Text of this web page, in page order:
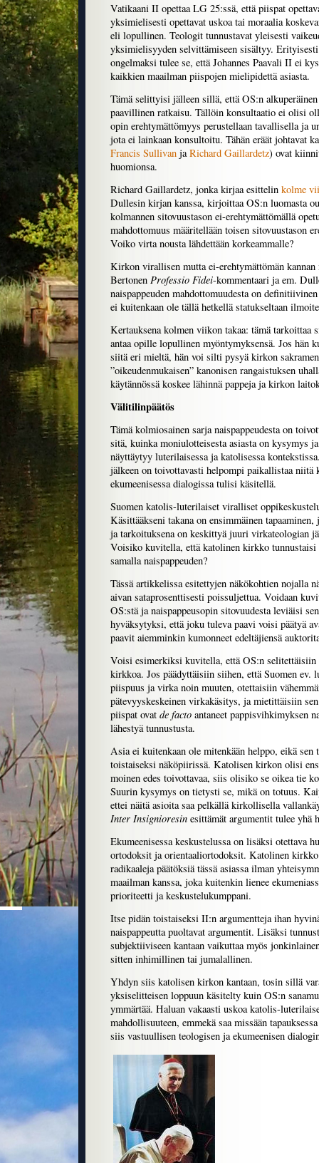
Vatikaani II opettaa LG 25:ssä, että piispat
yksimielisesti opettavat uskoa tai moraalia
eli lopullinen. Teologit tunnustavat yleisesti
yksimielisyyden selvittämiseen sisältyy. Erityisesti
ongelmaksi tulee se, että Johannes Paavali II ei
kaikkien maailman piispojen mielipidettä asiasta.
Tämä selittyisi jälleen sillä, että OS:n
paavillinen ratkaisu. Tällöin konsultaatio ei olisi
opin erehtymättömyys perustellaan tavallisella ja
jota ei lainkaan konsultoitu. Tähän eräät johtavat
Francis Sullivan jaRichard Gaillardetz) ovat
huomionsa.
Richard Gaillardetz, jonka kirjaa esittelin kolme
Dullesin kirjan kanssa, kirjoittaa OS:n luomasta
kolmannen sitovuustason ei-erehtymättömällä
mahdottomuus määritellään toisen sitovuustason
Voiko virta nousta lähdettään korkeammalle?
Kirkon virallisen mutta ei-erehtymättömän kannan
Bertonen Professio Fidei-kommentaari ja em.
naispappeuden mahdottomuudesta on
ei kuitenkaan ole tällä hetkellä statukseltaan
Kertauksena kolmen viikon takaa: tämä tarkoittaa
antaa opille lopullinen myöntymyksensä. Jos hän
siitä eri mieltä, hän voi silti pysyä kirkon
”oikeudenmukaisen” kanonisen rangaistuksen
käytännössä koskee lähinnä pappeja ja kirkon
Välitilinpäätös
Tämä kolmiosainen sarja naispappeudesta on
sitä, kuinka moniulotteisesta asiasta on kysymys
näyttäytyy luterilaisessa ja katolisessa
jälkeen on toivottavasti helpompi paikallistaa niitä
ekumeenisessa dialogissa tulisi käsitellä.
Suomen katolis-luterilaiset viralliset
Käsittääkseni takana on ensimmäinen tapaaminen,
ja tarkoituksena on keskittyä juuri virkateologian
Voisiko kuvitella, että katolinen kirkko tunnustaisi
samalla naispappeuden?
Tässä artikkelissa esitettyjen näkökohtien nojalla
aivan sataprosenttisesti poissuljettua. Voidaan
OS:stä ja naispappeusopin sitovuudesta leviäisi
hyväksytyksi, että joku tuleva paavi voisi päätyä
paavit aiemminkin kumonneet edeltäjiensä
Voisi esimerkiksi kuvitella, että OS:n selitettäisiin
kirkkoa. Jos päädyttäisiin siihen, että Suomen ev.
piispuus ja virka noin muuten, otettaisiin
pätevyyskeskeinen virkakäsitys, ja mietittäisiin
piispat ovat de facto antaneet pappisvihkimyksen
lähestyä tunnustusta.
Asia ei kuitenkaan ole mitenkään helppo, eikä sen
toistaiseksi näköpiirissä. Katolisen kirkon olisi
moinen edes toivottavaa, siis olisiko se oikea tie
Suurin kysymys on tietysti se, mikä on totuus.
ettei näitä asioita saa pelkällä kirkollisella
Inter Insignioresin esittämät argumentit tulee yhä
Ekumeenisessa keskustelussa on lisäksi otettava
ortodoksit ja orientaaliortodoksit. Katolinen
radikaaleja päätöksiä tässä asiassa ilman
maailman kanssa, joka kuitenkin lienee
prioriteetti ja keskustelukumppani.
Itse pidän toistaiseksi II:n argumentteja ihan
naispappeutta puoltavat argumentit. Lisäksi
subjektiiviseen kantaan vaikuttaa myös
sitten inhimillinen tai jumalallinen.
Yhdyn siis katolisen kirkon kantaan, tosin sillä
yksiselitteisen loppuun käsitelty kuin OS:n
ymmärtää. Haluan vakaasti uskoa katolis-
mahdollisuuteen, emmekä saa missään
siis vastuullisen teologisen ja ekumeenisen